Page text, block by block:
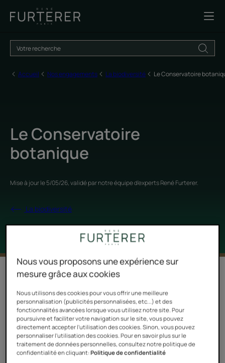
Accueil Nos engagements La biodiversité Le Conservatoire
Le Conservatoire
botanique
Mise à jour le5/05/26, validé parnotre équipe d'experts René Furterer.
La biodiversité
En 2001, les Laboratoires Pierre Fabre décident de créer
un Conservatoire Botanique pour protéger et étudier les
essences qui vont leur inspirer de nouvelles formules.
Ce sanctuaire floral unique dédié à la préservation, à la
sauvegarde, mais aussi à la recherche, est installé à
Soual, dans le Tarn. Il abrite aujourd’hui 855 espèces
Nous vous proposons une expérience sur
mesure grâce aux cookies
Nous utilisons des cookies pour vous offrir une meilleure
personnalisation (publicités personnalisées, etc...) et des
fonctionnalités avancées lorsque vous utilisez notre site. Pour
poursuivre et faciliter votre navigation sur le site, vous pouvez
directement accepter l'utilisation des cookies. Sinon, vous pouvez
personnaliser l'utilisation des cookies. Pour en savoir plus sur le
traitement de données personnelles, consultez notre politique de
confidentialité en cliquant:Politique de confidentialité